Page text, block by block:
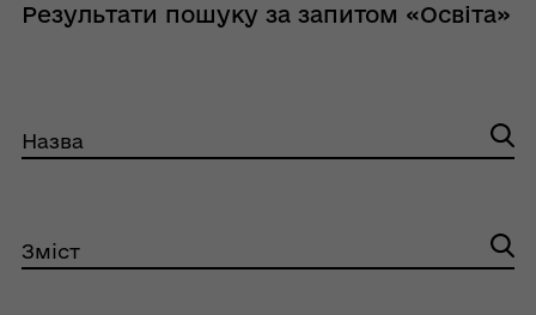
Результати пошуку за запитом «Освіта»
Назва
Зміст